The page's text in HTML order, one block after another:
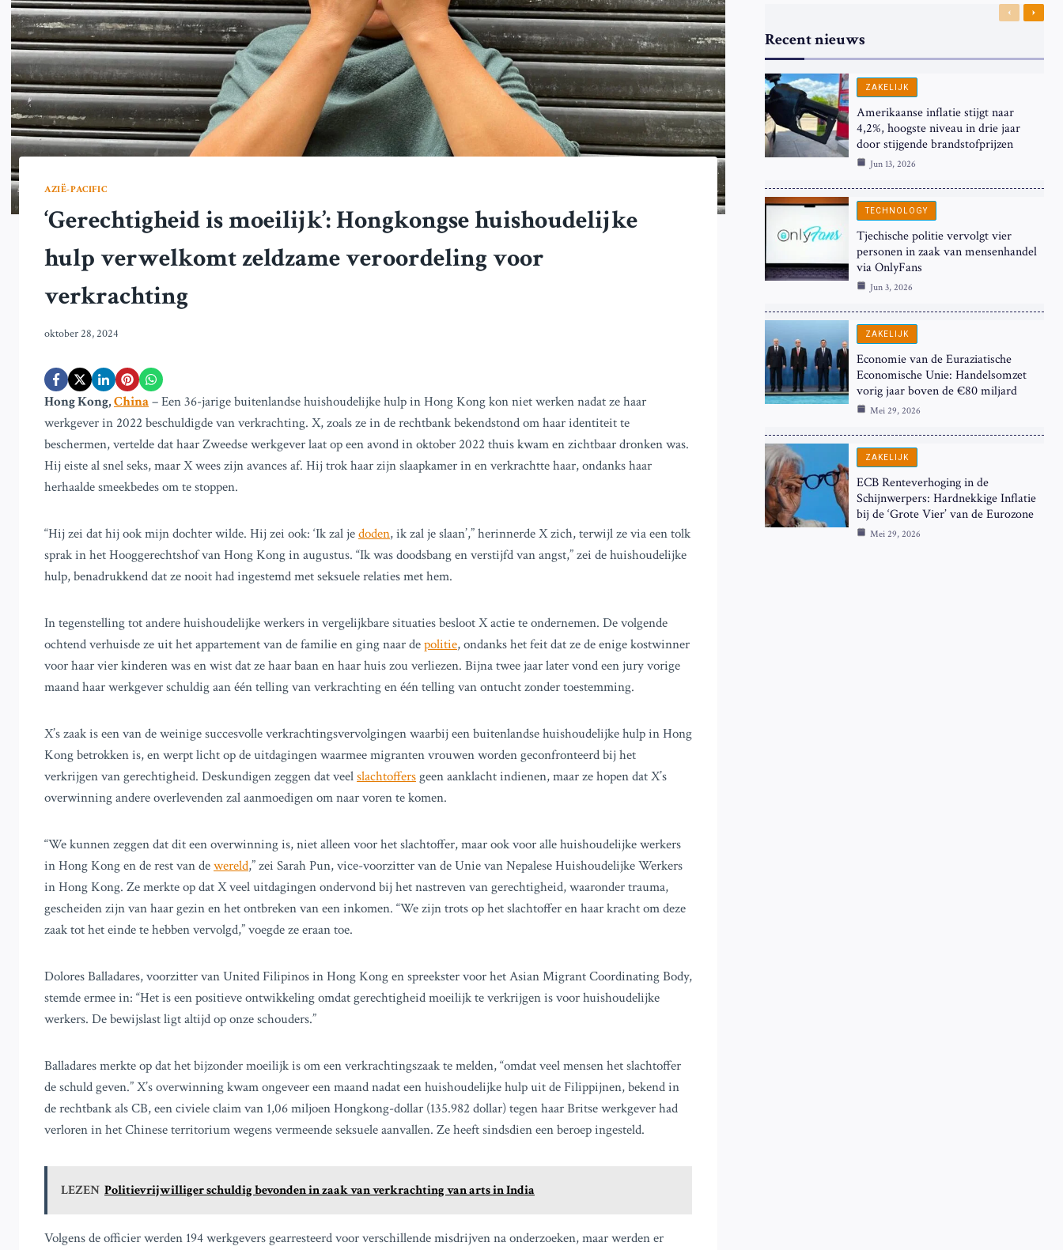
AZIË-PACIFIC
‘Gerechtigheid is moeilijk’: Hongkongse huishoudelijke
hulp verwelkomt zeldzame veroordeling voor
verkrachting
oktober 28, 2024
Hong Kong,China– Een 36-jarige buitenlandse huishoudelijke hulp in Hong Kong kon niet werken nadat ze haar
werkgever in 2022 beschuldigde van verkrachting. X, zoals ze in de rechtbank bekendstond om haar identiteit te
beschermen, vertelde dat haar Zweedse werkgever laat op een avond in oktober 2022 thuis kwam en zichtbaar dronken was.
Hij eiste al snel seks, maar X wees zijn avances af. Hij trok haar zijn slaapkamer in en verkrachtte haar, ondanks haar
herhaalde smeekbedes om te stoppen.
“Hij zei dat hij ook mijn dochter wilde. Hij zei ook: ‘Ik zal jedoden, ik zal je slaan’,” herinnerde X zich, terwijl ze via een tolk
sprak in het Hooggerechtshof van Hong Kong in augustus. “Ik was doodsbang en verstijfd van angst,” zei de huishoudelijke
hulp, benadrukkend dat ze nooit had ingestemd met seksuele relaties met hem.
In tegenstelling tot andere huishoudelijke werkers in vergelijkbare situaties besloot X actie te ondernemen. De volgende
ochtend verhuisde ze uit het appartement van de familie en ging naar depolitie, ondanks het feit dat ze de enige kostwinner
voor haar vier kinderen was en wist dat ze haar baan en haar huis zou verliezen. Bijna twee jaar later vond een jury vorige
maand haar werkgever schuldig aan één telling van verkrachting en één telling van ontucht zonder toestemming.
X’s zaak is een van de weinige succesvolle verkrachtingsvervolgingen waarbij een buitenlandse huishoudelijke hulp in Hong
Kong betrokken is, en werpt licht op de uitdagingen waarmee migranten vrouwen worden geconfronteerd bij het
verkrijgen van gerechtigheid. Deskundigen zeggen dat veelslachtoffersgeen aanklacht indienen, maar ze hopen dat X’s
overwinning andere overlevenden zal aanmoedigen om naar voren te komen.
“We kunnen zeggen dat dit een overwinning is, niet alleen voor het slachtoffer, maar ook voor alle huishoudelijke werkers
in Hong Kong en de rest van dewereld,” zei Sarah Pun, vice-voorzitter van de Unie van Nepalese Huishoudelijke Werkers
in Hong Kong. Ze merkte op dat X veel uitdagingen ondervond bij het nastreven van gerechtigheid, waaronder trauma,
gescheiden zijn van haar gezin en het ontbreken van een inkomen. “We zijn trots op het slachtoffer en haar kracht om deze
zaak tot het einde te hebben vervolgd,” voegde ze eraan toe.
Dolores Balladares, voorzitter van United Filipinos in Hong Kong en spreekster voor het Asian Migrant Coordinating Body,
stemde ermee in: “Het is een positieve ontwikkeling omdat gerechtigheid moeilijk te verkrijgen is voor huishoudelijke
werkers. De bewijslast ligt altijd op onze schouders.”
Balladares merkte op dat het bijzonder moeilijk is om een verkrachtingszaak te melden, “omdat veel mensen het slachtoffer
de schuld geven.” X’s overwinning kwam ongeveer een maand nadat een huishoudelijke hulp uit de Filippijnen, bekend in
de rechtbank als CB, een civiele claim van 1,06 miljoen Hongkong-dollar (135.982 dollar) tegen haar Britse werkgever had
verloren in het Chinese territorium wegens vermeende seksuele aanvallen. Ze heeft sindsdien een beroep ingesteld.
LEZEN Politievrijwilliger schuldig bevonden in zaak van verkrachting van arts in India
Volgens de officier werden 194 werkgevers gearresteerd voor verschillende misdrijven na onderzoeken, maar werden er
Recent nieuws
Previous
Next
ZAKELIJK
Amerikaanse inflatie stijgt naar
4,2%, hoogste niveau in drie jaar
door stijgende brandstofprijzen
Jun 13, 2026
TECHNOLOGY
Tjechische politie vervolgt vier
personen in zaak van mensenhandel
via OnlyFans
Jun 3, 2026
ZAKELIJK
Economie van de Euraziatische
Economische Unie: Handelsomzet
vorig jaar boven de €80 miljard
Mei 29, 2026
ZAKELIJK
ECB Renteverhoging in de
Schijnwerpers: Hardnekkige Inflatie
bij de ‘Grote Vier’ van de Eurozone
Mei 29, 2026